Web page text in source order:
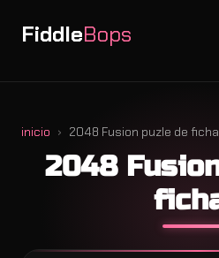
FiddleBops
Mod
Mod
inicio 2048 Fusion puzle de
2048